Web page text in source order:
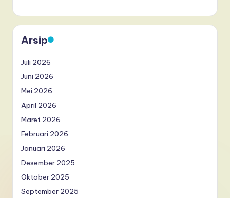
Arsip
Juli 2026
Juni 2026
Mei 2026
April 2026
Maret 2026
Februari 2026
Januari 2026
Desember 2025
Oktober 2025
September 2025